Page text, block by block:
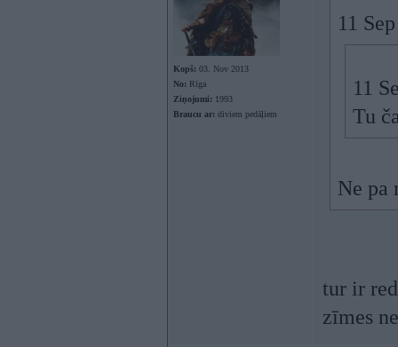
Kopš: 03. Nov 2013
No: Rīga
Ziņojumi: 1993
Braucu ar: diviem pedāļiem
11
11
Tu
Ne pa
tur ir
zīmes